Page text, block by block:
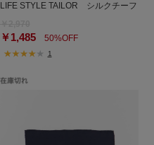
LIFE STYLE TAILOR シルクチーフ
￥1,48550%OFF
1